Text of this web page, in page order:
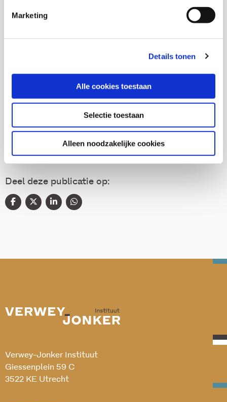
Marketing
Details tonen
Alle cookies toestaan
Selectie toestaan
Alleen noodzakelijke cookies
Senior onderzoeker
Thema's
Diversiteit
Deel deze publicatie op:
Verwey-Jonker Instituut
Giessenplein 59 C
3522 KE Utrecht